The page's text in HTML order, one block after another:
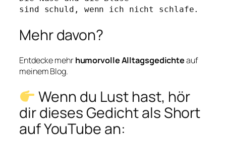
sind schuld, wenn ich nicht schlafe.
Mehr davon?
Entdecke mehrhumorvolle Alltagsgedichteauf
meinem Blog.
Wenn du Lust hast, hör
dir dieses Gedicht als Short
auf YouTube an: